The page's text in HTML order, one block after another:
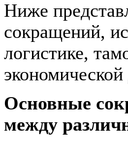
Ниже
сокращений,
логистике,
Основные
между